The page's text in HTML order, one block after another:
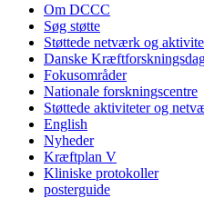
Om DCCC
Søg støtte
Støttede netværk og
Danske
Fokusområder
Nationale forskningscentre
Støttede aktiviteter og
English
Nyheder
Kræftplan V
Kliniske protokoller
posterguide